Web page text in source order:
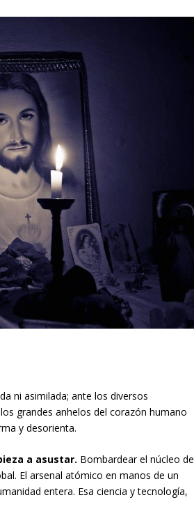
ni asimilada; ante los diversos
grandes anhelos del corazón humano
y desorienta.
a asustar. Bombardear el núcleo
El arsenal atómico en manos de un
entera. Esa ciencia y tecnología,